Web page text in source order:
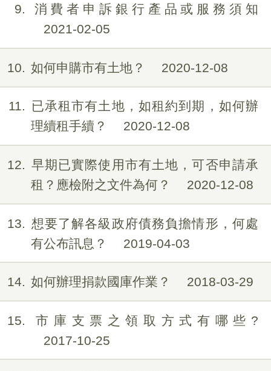
9
消費者申訴銀行產品或服務須知
2021-02-05
10 如何申購市有土地？ 2020-12-08
11
已承租市有土地，如租約到期，如何辦
理續租手續？
2020-12-08
12
早期已實際使用市有土地，可否申請承
租？應檢附之文件為何？
2020-12-08
13
想要了解各級政府債務負擔情形，何處
有公布訊息？
2019-04-03
14 如何辦理捐款國庫作業？ 2018-03-29
15
市庫支票之領取方式有哪些?
2017-10-25